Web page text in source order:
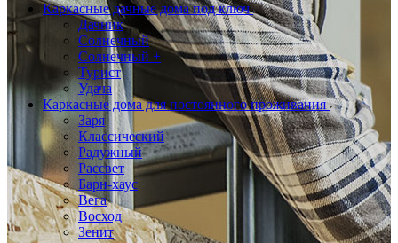
Каркасные дачные дома под ключ
Дачник
Солнечный
Солнечный +
Турист
Удача
Каркасные дома для постоянного проживания
Заря
Классический
Радужный
Рассвет
Барн-хаус
Вега
Восход
Зенит